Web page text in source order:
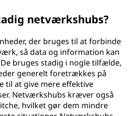
netværkshubs?
der bruges til at forbinde
så data og information kan
bruges stadig i nogle tilfælde,
generelt foretrækkes på
til at give mere effektive
Netværkshubs kræver også
hvilket gør dem mindre